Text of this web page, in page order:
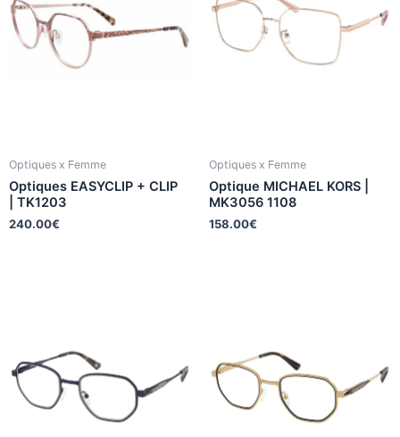
Optiques x Femme
Optiques EASYCLIP + CLIP
| TK1203
240.00€
Optiques x Femme
Optique MICHAEL KORS |
MK3056 1108
158.00€